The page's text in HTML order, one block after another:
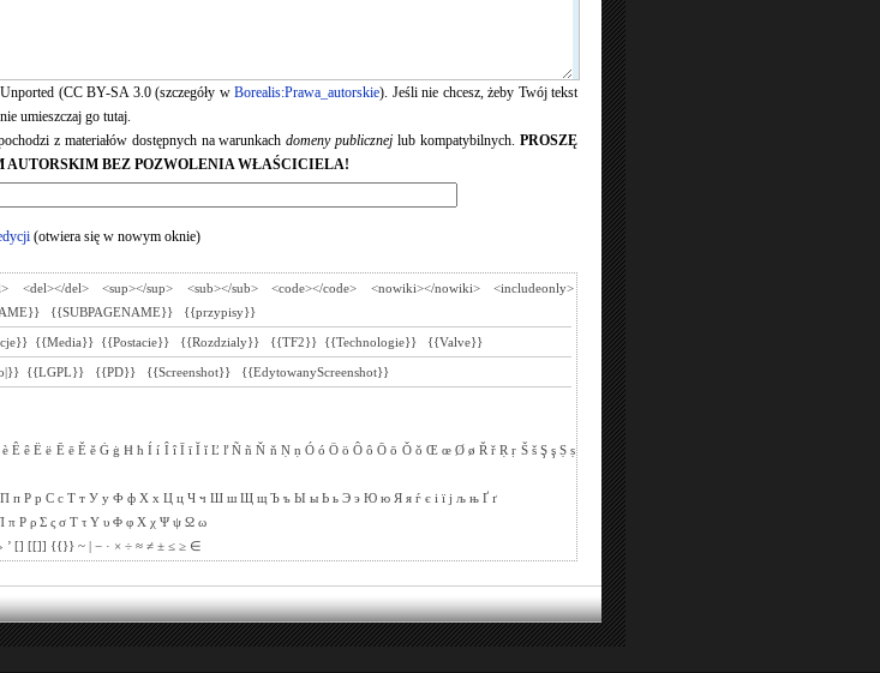
(CC BY-SA 3.0 (szczegóły wBorealis:Prawa_autorskie). Jeśli nie chcesz, żeby Twój tekst
umieszczaj go tutaj.
z materiałów dostępnych na warunkachdomeny publicznej lub kompatybilnych.PROSZĘ
BEZ POZWOLENIA WŁAŚCICIELA!
(otwiera się w nowym oknie)
<del></del> <sup></sup> <sub></sub> <code></code> <nowiki></nowiki>
<includeonly>
{{SUBPAGENAME}} {{przypisy}}
{{Media}} {{Postacie}} {{Rozdzialy}} {{TF2}} {{Technologie}} {{Valve}}
{{LGPL}} {{PD}} {{Screenshot}} {{EdytowanyScreenshot}}
è Ê ê Ë ë Ē ē Ě ě Ġ ġ Ħ ħ Í í Î î Ī ī Ĭ ĭ Ľ ľ Ñ ñ Ň ň Ṇ ṇ Ó ó Ö ö Ô ô Ō ō Ǒ ǒ Œ œ Ø ø Ř ř Ṛ ṛ Š š Ş ş Ṣ ṣ
П п Р р С с Т т У у Ф ф Х х Ц ц Ч ч Ш ш Щ щ Ъ ъ Ы ы Ь ь Э э Ю ю Я я ѓ є і ї ј љ њ Ґ ґ
π Ρ ρ Σ ς σ Τ τ Υ υ Φ φ Χ χ Ψ ψ Ω ω
’ [] [[]] {{}} ~ − · × ÷ ≈ ≠ ± ≤ ≥ ∈